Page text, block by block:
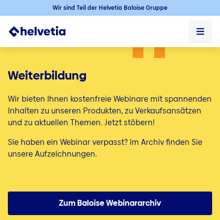
Wir sind Teil der Helvetia Baloise Gruppe
Firmenkunden
Vertriebspartner
Downloads
Privatkunden
Altersvorsorge
Weiterbildung
Wir bieten Ihnen kostenfreie Webinare mit spannenden
Inhalten zu unseren Produkten, zu Verkaufsansätzen
und zu aktuellen Themen. Jetzt stöbern!
Sie haben ein Webinar verpasst? Im Archiv finden Sie
unsere Aufzeichnungen.
Zum Baloise Webinararchiv